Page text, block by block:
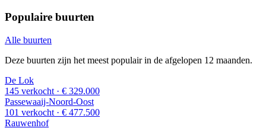
Populaire buurten
Alle buurten
Deze buurten zijn het meest populair in de afgelopen 12 maanden.
De Lok
145 verkocht · € 329.000
Passewaaij-Noord-Oost
101 verkocht · € 477.500
Rauwenhof